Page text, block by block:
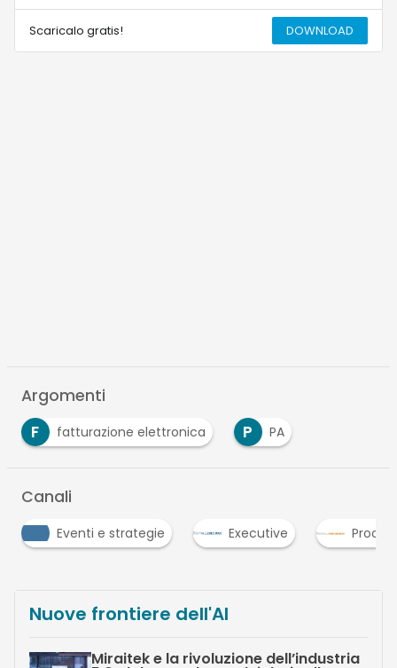
Scaricalo gratis! DOWNLOAD
Argomenti
F
fatturazione elettronica P PA
Canali
Executive Procurement Strategie
Nuove frontiere dell'AI
Miraitek e la rivoluzione dell’industria